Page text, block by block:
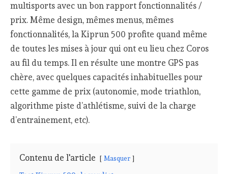
multisports avec un bon rapport fonctionnalités /
prix. Même design, mêmes menus, mêmes
fonctionnalités, la Kiprun 500 profite quand même
de toutes les mises à jour qui ont eu lieu chez Coros
au fil du temps. Il en résulte une montre GPS pas
chère, avec quelques capacités inhabituelles pour
cette gamme de prix (autonomie, mode triathlon,
algorithme piste d’athlétisme, suivi de la charge
d’entrainement, etc).
Contenu de l'article Masquer